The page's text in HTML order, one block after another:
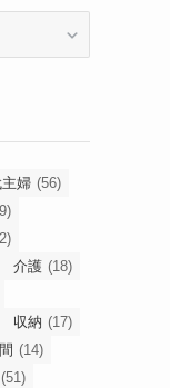
婦 (56)
介護 (18)
収納 (17)
(14)
(51)